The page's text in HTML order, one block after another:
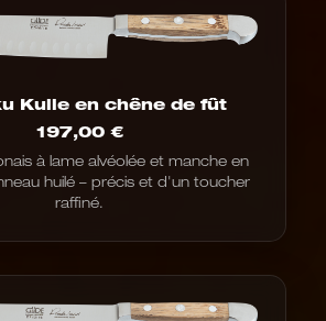
Kulle en chêne de fût
197,00 €
à lame alvéolée et manche en
huilé – précis et d'un toucher
raffiné.